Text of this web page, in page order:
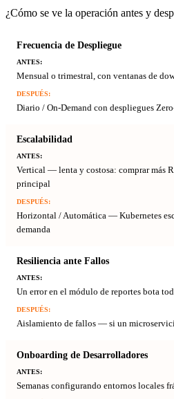
¿Cómo se ve la operación antes y
Frecuencia de Despliegue
Mensual o trimestral, con ventanas de
Diario / On-Demand con despliegues
Escalabilidad
Vertical — lenta y costosa: comprar más
principal
Horizontal / Automática — Kubernetes
demanda
Resiliencia ante Fallos
Un error en el módulo de reportes bota
Aislamiento de fallos — si un
Onboarding de Desarrolladores
Semanas configurando entornos locales